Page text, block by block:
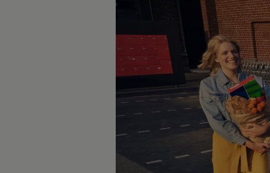
Reseförsäkring
Varnings- och kontrollampor
Återkallelser
2G/3G-nätet stängs ned – hur påverkas min
Dieselfrågan
Mjukvaruuppdatering för förbränningsbilar
Hitta serviceverkstad
Information om myVolkswagen
Hjälp med appar och digitala tjänster
Navigation Map Update
Mobilitetsgarantin
Uppdateringar för elbilar